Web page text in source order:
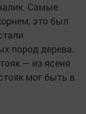
Самые
это был
пород дерева.
— из ясеня
мог быть в